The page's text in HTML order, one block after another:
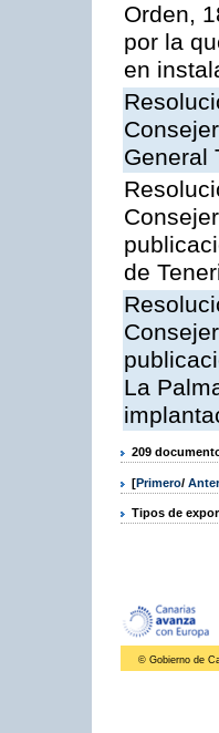
Orden,
por la
en
General
de
La
209
[Primero/
Tipos de
© Gobierno de